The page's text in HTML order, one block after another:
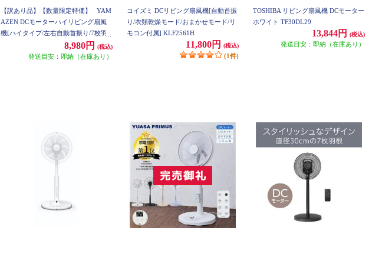
【訳あり品】【数量限定特価】
YAM
AZEN DCモーターハイリビング扇風
機[ハイタイプ/左右自動首振り/7枚羽
根/風量12段階//ホワイト] YHX-BED35
8,980円 (税込)
発送目安：即納（在庫あり）
コイズミ DCリビング扇風機[自動首振
り/衣類乾燥モード/おまかせモード/リ
モコン付属] KLF2561H
11,800円 (税込)
(1件)
TOSHIBA リビング扇風機 DCモーター
ホワイト TF30DL29
13,844円 (税込)
発送目安：即納（在庫あり）